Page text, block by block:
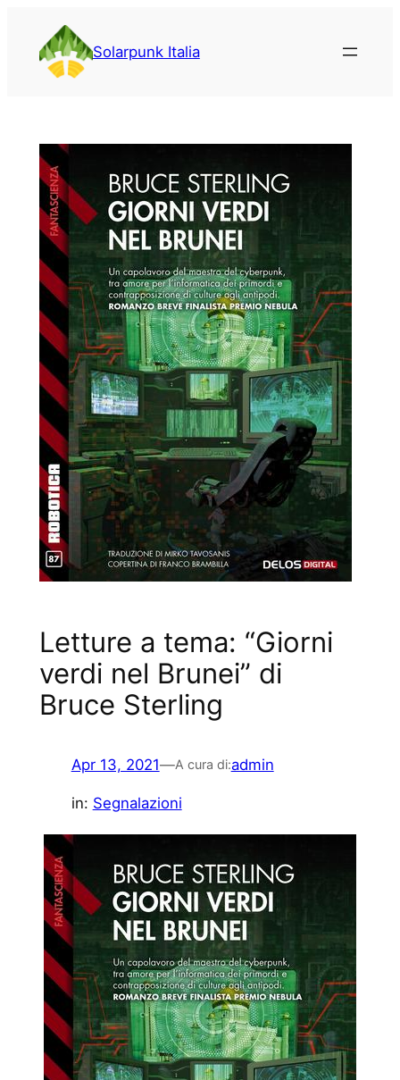
contenuto
Solarpunk Italia
Letture a tema: “Giorni
verdi nel Brunei” di
Bruce Sterling
Apr 13, 2021—A cura di:admin
in: Segnalazioni